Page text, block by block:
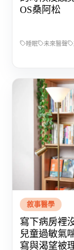
OS桑阿松
睡眠 未來醫聲
敘事醫學
寫下病房裡
兒童過敏氣
寫與渴望被